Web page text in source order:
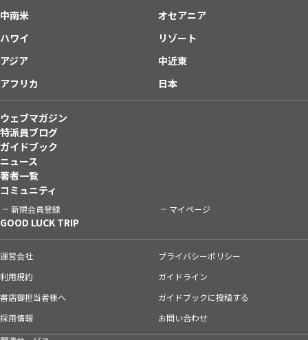
中南米
オセアニア
ハワイ
リゾート
アジア
中近東
アフリカ
日本
ウェブマガジン
特派員ブログ
ガイドブック
ニュース
著者一覧
コミュニティ
新規会員登録 マイページ
GOOD LUCK TRIP
運営会社
プライバシーポリシー
利用規約
ガイドライン
書店御担当者様へ
ガイドブックに投稿する
採用情報
お問い合わせ